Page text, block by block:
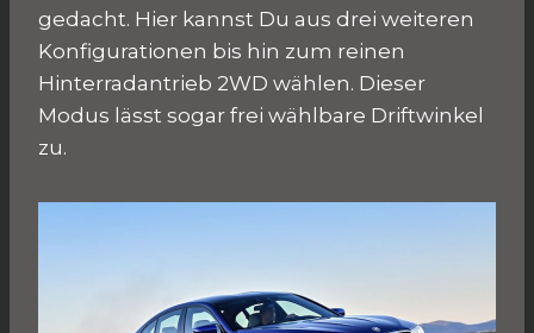
gedacht. Hier kannst Du aus drei weiteren
Konfigurationen bis hin zum reinen
Hinterradantrieb 2WD wählen. Dieser
Modus lässt sogar frei wählbare Driftwinkel
zu.